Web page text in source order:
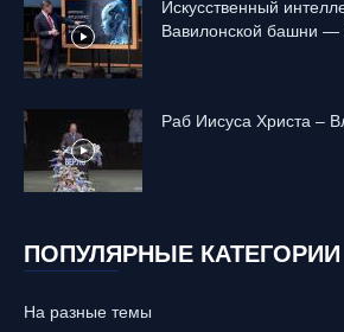
Искусственный
Вавилонской башни
Раб Иисуса Христа –
ПОПУЛЯРНЫЕ КАТЕГОРИИ
На разные темы